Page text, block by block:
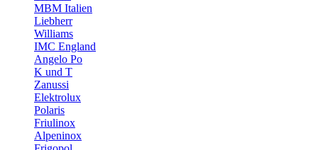
MBM Italien
Liebherr
Williams
IMC England
Angelo Po
K und T
Zanussi
Elektrolux
Polaris
Friulinox
Alpeninox